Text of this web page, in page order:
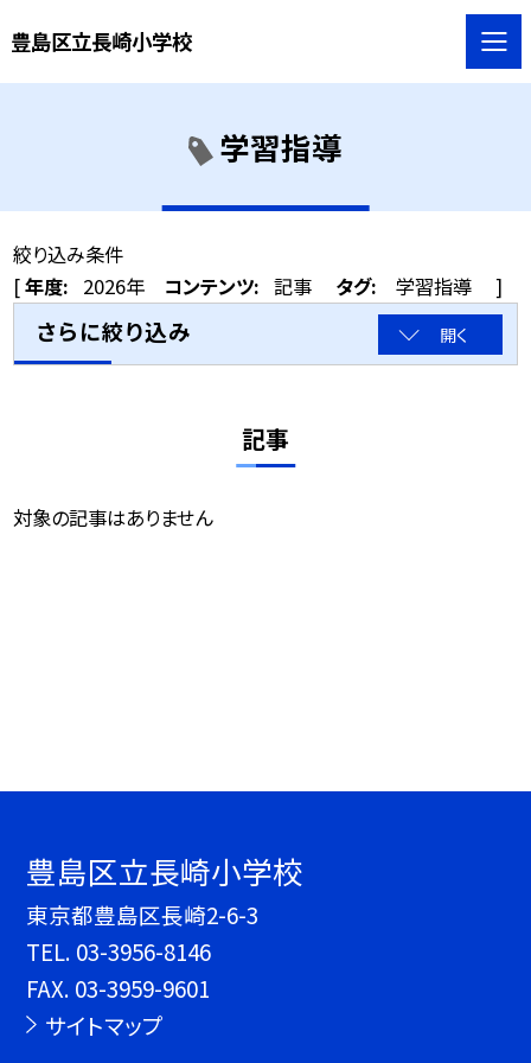
豊島区立長崎小学校
学習指導
絞り込み条件
[年度: 2026年 コンテンツ: 記事 タグ: 学習指導 ]
さらに絞り込み 開く
記事
対象の記事はありません
豊島区立長崎小学校
東京都豊島区長崎2-6-3
TEL. 03-3956-8146
FAX. 03-3959-9601
サイトマップ